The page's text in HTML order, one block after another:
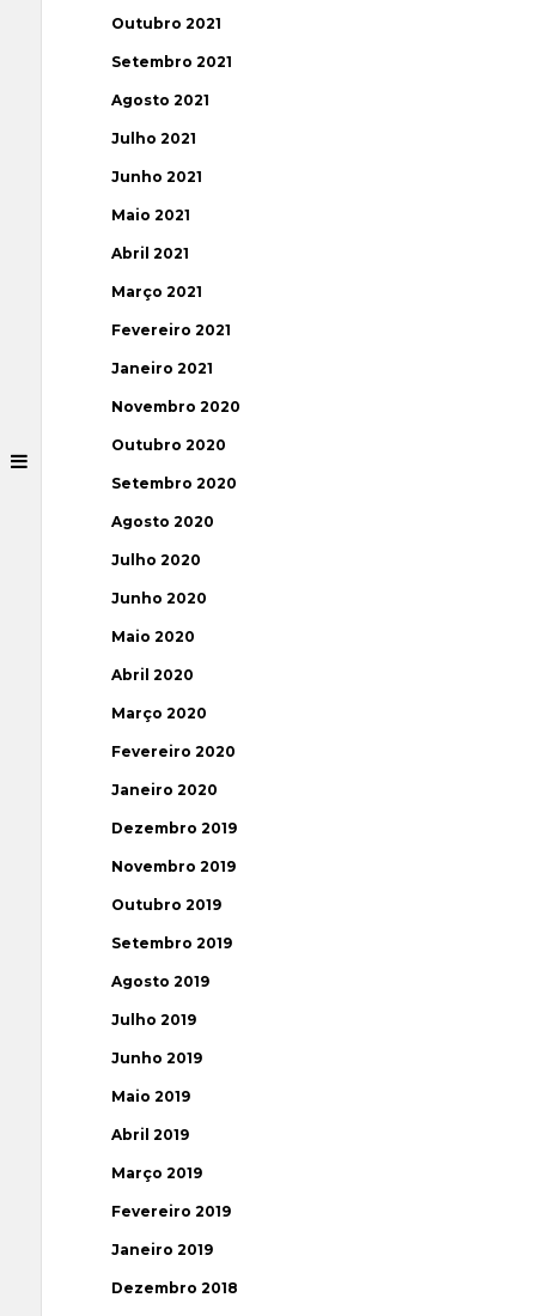
Outubro 2021
Setembro 2021
Agosto 2021
Julho 2021
Junho 2021
Maio 2021
Abril 2021
Março 2021
Fevereiro 2021
Janeiro 2021
Novembro 2020
Outubro 2020
Setembro 2020
Agosto 2020
Julho 2020
Junho 2020
Maio 2020
Abril 2020
Março 2020
Fevereiro 2020
Janeiro 2020
Dezembro 2019
Novembro 2019
Outubro 2019
Setembro 2019
Agosto 2019
Julho 2019
Junho 2019
Maio 2019
Abril 2019
Março 2019
Fevereiro 2019
Janeiro 2019
Dezembro 2018